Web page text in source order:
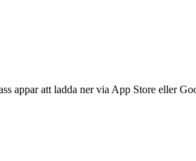
appar att ladda ner via App Store eller